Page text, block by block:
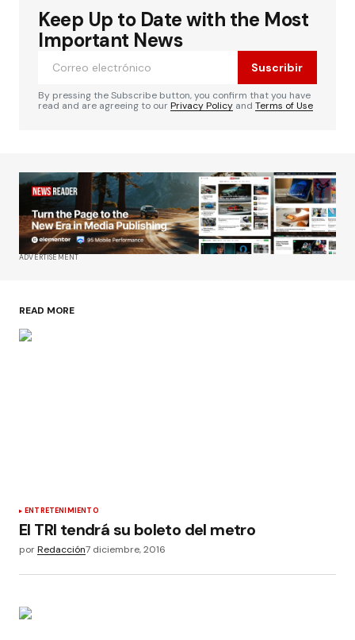
Keep Up to Date with the Most
Important News
Suscribir
By pressing the Subscribe button, you confirm that you have
read and are agreeing to ourPrivacy Policy and Terms of Use
ADVERTISEMENT
READ MORE
ENTRETENIMIENTO
El TRI tendrá su boleto del metro
porRedacción7 diciembre, 2016